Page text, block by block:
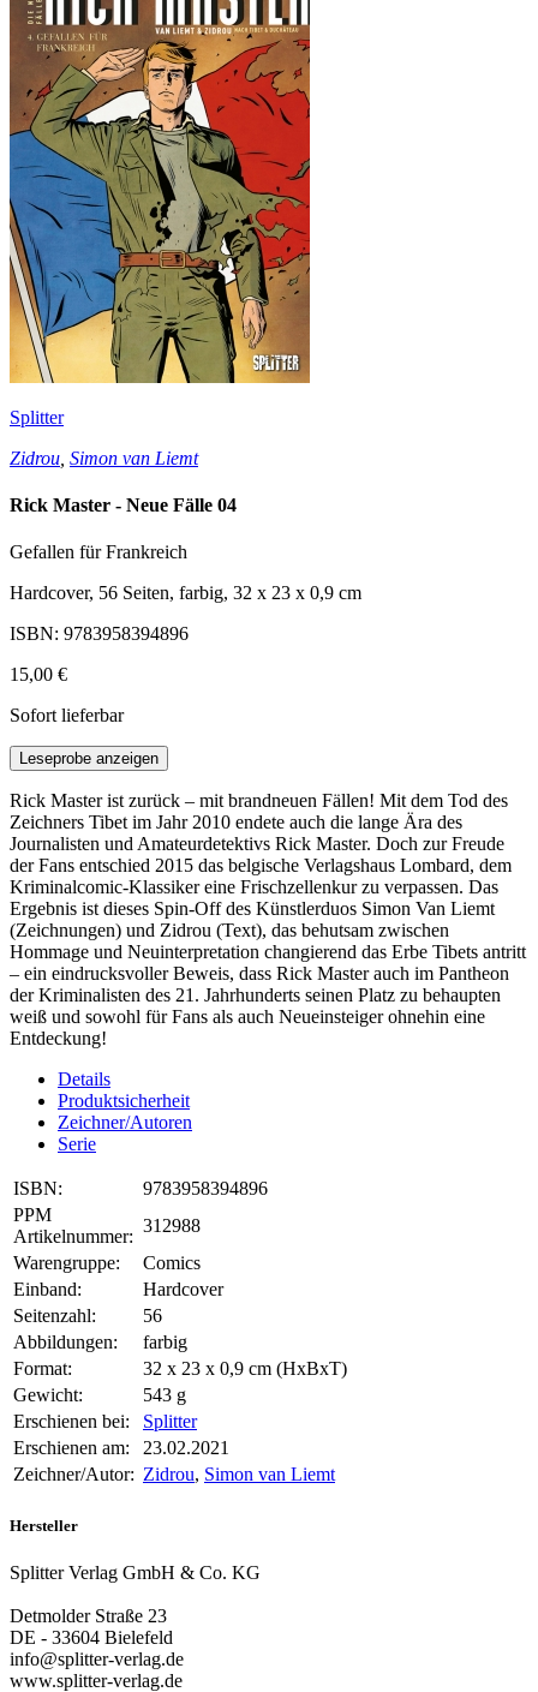
Splitter
Zidrou Simon van Liemt
Rick Master - Neue Fälle 04
Gefallen für Frankreich
Hardcover, 56 Seiten, farbig, 32 x 23 x 0,9 cm
ISBN: 9783958394896
15,00 €
Sofort lieferbar
Leseprobe anzeigen
Rick Master ist zurück – mit brandneuen Fällen! Mit dem Tod des
Zeichners Tibet im Jahr 2010 endete auch die lange Ära des
Journalisten und Amateurdetektivs Rick Master. Doch zur Freude
der Fans entschied 2015 das belgische Verlagshaus Lombard, dem
Kriminalcomic-Klassiker eine Frischzellenkur zu verpassen. Das
Ergebnis ist dieses Spin-Off des Künstlerduos Simon Van Liemt
(Zeichnungen) und Zidrou (Text), das behutsam zwischen
Hommage und Neuinterpretation changierend das Erbe Tibets antritt
– ein eindrucksvoller Beweis, dass Rick Master auch im Pantheon
der Kriminalisten des 21. Jahrhunderts seinen Platz zu behaupten
weiß und sowohl für Fans als auch Neueinsteiger ohnehin eine
Entdeckung!
Details
Produktsicherheit
Zeichner/Autoren
Serie
ISBN:
9783958394896
PPM
Artikelnummer:
312988
Warengruppe:
Comics
Einband:
Hardcover
Seitenzahl:
56
Abbildungen:
farbig
Format:
32 x 23 x 0,9 cm (HxBxT)
Gewicht:
543 g
Erschienen bei:
Splitter
Erschienen am:
23.02.2021
Zeichner/Autor: Zidrou, Simon van Liemt
Hersteller
Splitter Verlag GmbH & Co. KG
Detmolder Straße 23
DE - 33604 Bielefeld
info@splitter-verlag.de
www.splitter-verlag.de